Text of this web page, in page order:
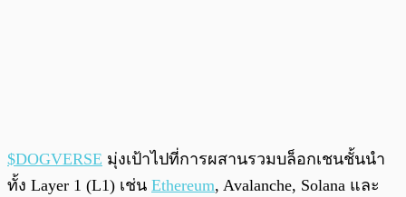
$DOGVERSE มุ่งเป้าไปที่การผสานรวมบล็อกเชนชั้นนำ
ทั้ง Layer 1 (L1) เช่น Ethereum, Avalanche, Solana และ